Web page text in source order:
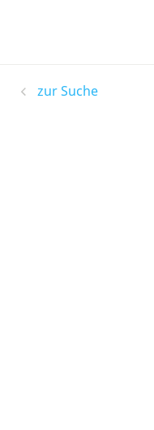
zur Suche